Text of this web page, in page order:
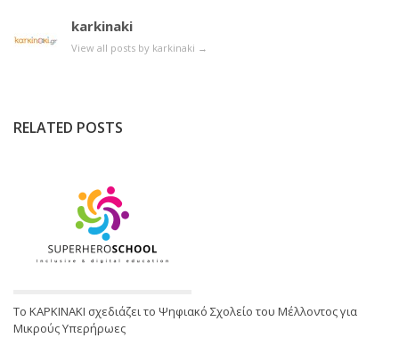
karkinaki
View all posts by karkinaki →
RELATED POSTS
Το ΚΑΡΚΙΝΑΚΙ σχεδιάζει το Ψηφιακό Σχολείο του Μέλλοντος για
Μικρούς Υπερήρωες